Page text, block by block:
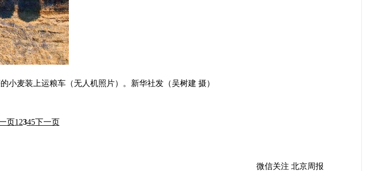
麦装上运粮车（无人机照片）。新华社发（吴树建 摄）
页1 2345下一页
微信关注 北京周报